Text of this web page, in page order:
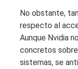
No obstante,
respecto al
Aunque Nvidia
concretos
sistemas, se